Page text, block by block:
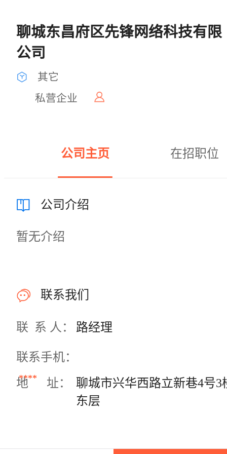
聊城东昌府区先锋网络科技有限
公司
其它
私营企业
公司主页 在招职位
公司介绍
暂无介绍
联系我们
联 系 人： 路经理
联系手机：
****
地 址：
聊城市兴华西路立新巷4号3
东层